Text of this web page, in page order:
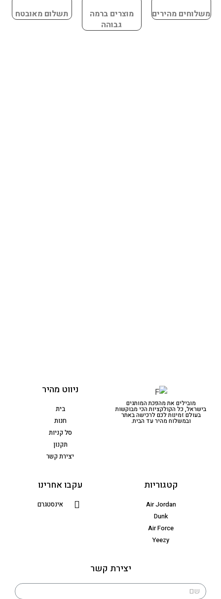
משלוחים מהירים
מוצרים ברמה
גבוהה
תשלום מאובטח
מובילים את מהפכת המותגים
בישראל, כל הקולקציות הכי מבוקשות
בעולם זמינות לכם לרכישה באתר
ובמשלוח מהיר עד הבית.
ניווט מהיר
בית
חנות
סל קניות
תקנון
יצירת קשר
קטגוריות
Air Jordan
Dunk
Air Force
Yeezy
עקבו אחרינו
אינסטגרם
יצירת קשר